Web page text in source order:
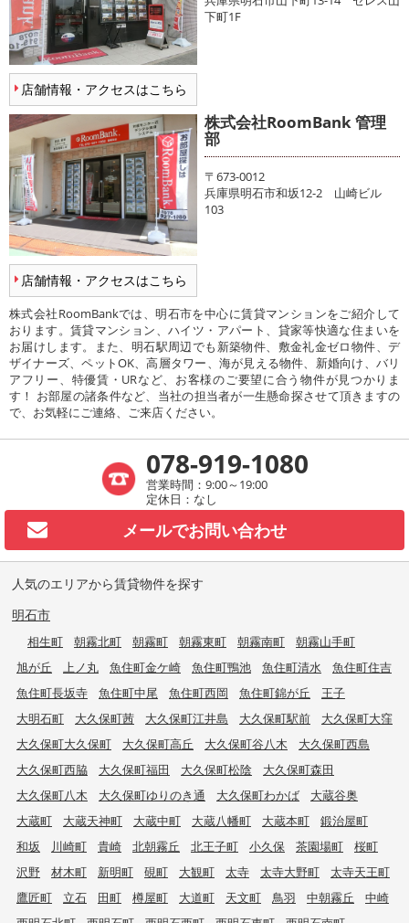
店舗情報・アクセスはこちら
下町1F
店舗情報・アクセスはこちら
株式会社RoomBank 管理
部
〒673-0012
兵庫県明石市和坂12-2 山崎ビル
103
株式会社RoomBankでは、明石市を中心に賃貸マンションをご紹介して
おります。賃貸マンション、ハイツ・アパート、貸家等快適な住まいを
お届けします。また、明石駅周辺でも新築物件、敷金礼金ゼロ物件、デ
ザイナーズ、ペットOK、高層タワー、海が見える物件、新婚向け、バリ
アフリー、特優賃・URなど、お客様のご要望に合う物件が見つかりま
す！ お部屋の諸条件など、当社の担当者が一生懸命探させて頂きますの
で、お気軽にご連絡、ご来店ください。
078-919-1080
営業時間：9:00～19:00
定休日：なし
メールでお問い合わせ
人気のエリアから賃貸物件を探す
明石市
相生町 朝霧北町 朝霧町 朝霧東町 朝霧南町
朝霧山手町
旭が丘
上ノ丸 魚住町金ケ崎 魚住町鴨池 魚住町清水
魚住町住吉
魚住町長坂寺
魚住町中尾 魚住町西岡 魚住町錦が丘
王子
大明石町
大久保町茜 大久保町江井島 大久保町駅前
大久保町大窪
大久保町大久保町
大久保町高丘 大久保町谷八木
大久保町西島
大久保町西脇
大久保町福田 大久保町松陰
大久保町森田
大久保町八木
大久保町ゆりのき通 大久保町わかば
大蔵谷奥
大蔵町
大蔵天神町 大蔵中町 大蔵八幡町 大蔵本町
鍛治屋町
和坂
川崎町 貴崎 北朝霧丘 北王子町 小久保 茶園場町
桜町
沢野
材木町 新明町 硯町 大観町 太寺 太寺大野町
太寺天王町
鷹匠町
立石 田町 樽屋町 大道町 天文町 鳥羽 中朝霧丘
中崎